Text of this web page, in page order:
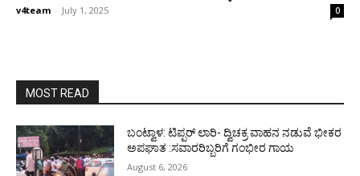
v4team - July 1, 2025 0
MOST READ
ಬಂಟ್ವಾಳ: ಟಿಪ್ಪರ್ ಲಾರಿ- ದ್ವಿಚಕ್ರ ವಾಹನ ನಡುವೆ ಭೀಕರ
ಅಪಘಾತ :ಸವಾರರಿಬ್ಬರಿಗೆ ಗಂಭೀರ ಗಾಯ
August 6, 2026